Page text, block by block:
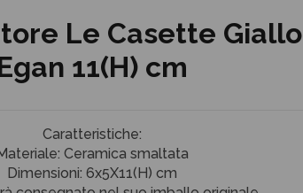
Le Casette Giallo
11(H) cm
Caratteristiche:
Ceramica smaltata
Dimensioni: 6x5X11(H) cm